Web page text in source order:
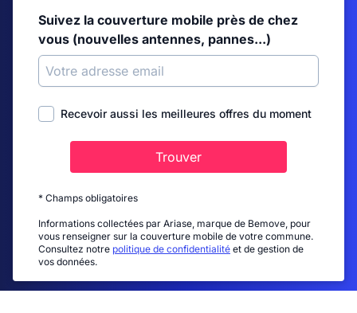
Suivez la couverture mobile près de chez
vous (nouvelles antennes, pannes...)
Recevoir aussi les meilleures offres du moment
Trouver
* Champs obligatoires
Informations collectées par Ariase, marque de Bemove, pour
vous renseigner sur la couverture mobile de votre commune.
Consultez notre politique de confidentialité et de gestion de
vos données.